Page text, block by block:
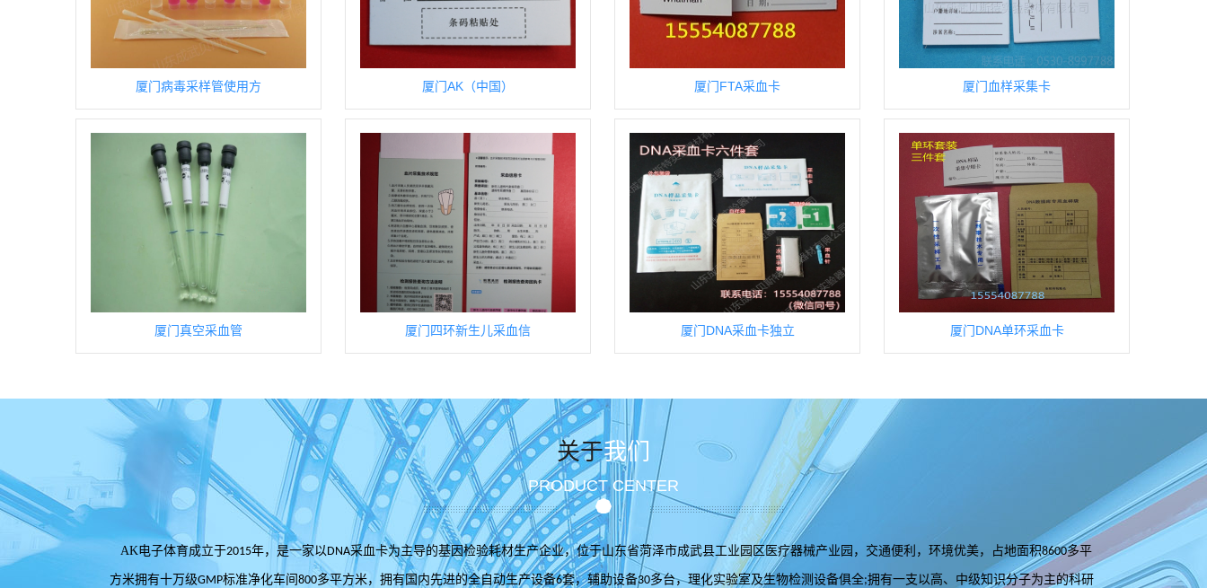
厦门病毒采样管使用方 厦门AK（中国） 厦门FTA采血卡 厦门血样采集卡
厦门真空采血管 厦门四环新生儿采血信 厦门DNA采血卡独立 厦门DNA单环采血卡
关于我们
PRODUCT CENTER
AK电子体育成立于2015年，是一家以DNA采血卡为主导的基因检验耗材生产企业，位于山东省菏泽市成武县工业园区医疗器械产业园，交通便利，环境优美，占地面积8600多平
方米拥有十万级GMP标准净化车间 800多平方米，拥有国内先进的全自动生产设备6套，辅助设备30多台，理化实验室及生物检测设备俱全;拥有一支以高、中级知识分子为主的科研